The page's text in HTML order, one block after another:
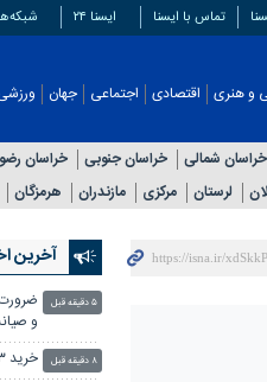
تماس با ایسنا ایسنا ۲۴
و هنری اقتصادی اجتماعی جهان
خراسان شمالی خراسان جنوبی خراسان
لرستان مرکزی مازندران هرمزگان
آخرین
و
۵ دقیقه قبل
خرید ۵۱۳ تنی از گندم کاران گیلانی ۸ دقیقه قبل